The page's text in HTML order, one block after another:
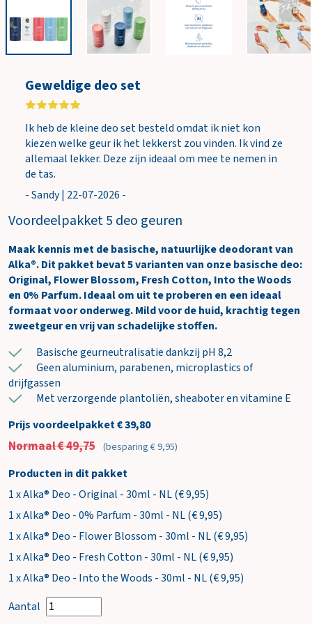
Geweldige deo set
Ik heb de kleine deo set besteld omdat ik niet kon
kiezen welke geur ik het lekkerst zou vinden. Ik vind ze
allemaal lekker. Deze zijn ideaal om mee te nemen in
de tas.
- Sandy | 22-07-2026 -
Voordeelpakket 5 deo geuren
Maak kennis met de basische, natuurlijke deodorant van
Alka®. Dit pakket bevat 5 varianten van onze basische deo:
Original, Flower Blossom, Fresh Cotton, Into the Woods
en 0% Parfum. Ideaal om uit te proberen en een ideaal
formaat voor onderweg. Mild voor de huid, krachtig tegen
zweetgeur en vrij van schadelijke stoffen.
Basische geurneutralisatie dankzij pH 8,2
Geen aluminium, parabenen, microplastics of
drijfgassen
Met verzorgende plantoliën, sheaboter en vitamine E
Prijs voordeelpakket € 39,80
Normaal € 49,75 (besparing € 9,95)
Producten in dit pakket
1 x Alka® Deo - Original - 30ml - NL (€ 9,95)
1 x Alka® Deo - 0% Parfum - 30ml - NL (€ 9,95)
1 x Alka® Deo - Flower Blossom - 30ml - NL (€ 9,95)
1 x Alka® Deo - Fresh Cotton - 30ml - NL (€ 9,95)
1 x Alka® Deo - Into the Woods - 30ml - NL (€ 9,95)
Aantal
n
k
e
w
a
e
n